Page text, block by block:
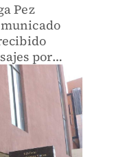
Pez
por
y